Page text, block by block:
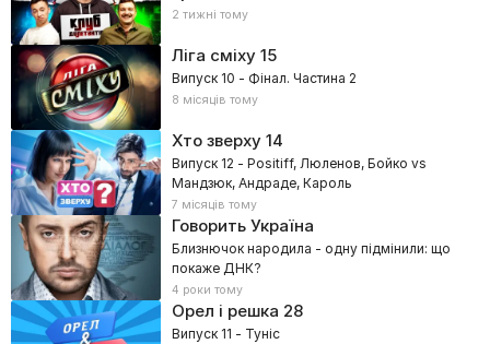
2 тижні тому
Ліга сміху15
Випуск 10 - Фінал. Частина 2
8 місяців тому
Хто зверху14
Випуск 12 - Positiff, Люленов, Бойко vs
Мандзюк, Андраде, Кароль
7 місяців тому
Говорить Україна
Близнючок народила - одну підмінили: що
покаже ДНК?
4 роки тому
Орел і решка 28
Випуск 11 - Туніс